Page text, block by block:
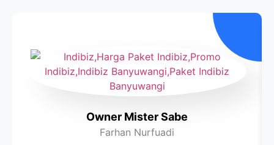
Owner Mister Sabe
Farhan Nurfuadi